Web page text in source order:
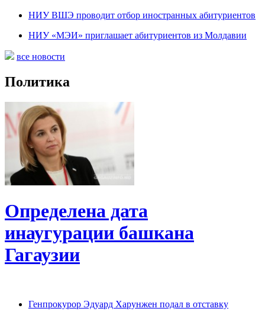
НИУ ВШЭ проводит отбор иностранных абитуриентов
НИУ «МЭИ» приглашает абитуриентов из Молдавии
все новости
Политика
Определена дата
инаугурации башкана
Гагаузии
Генпрокурор Эдуард Харунжен подал в отставку